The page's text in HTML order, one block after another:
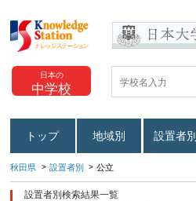
日本の
中学校
トップ 地域別 設置者別
秋田県 設置者別 公立
設置者別検索結果一覧